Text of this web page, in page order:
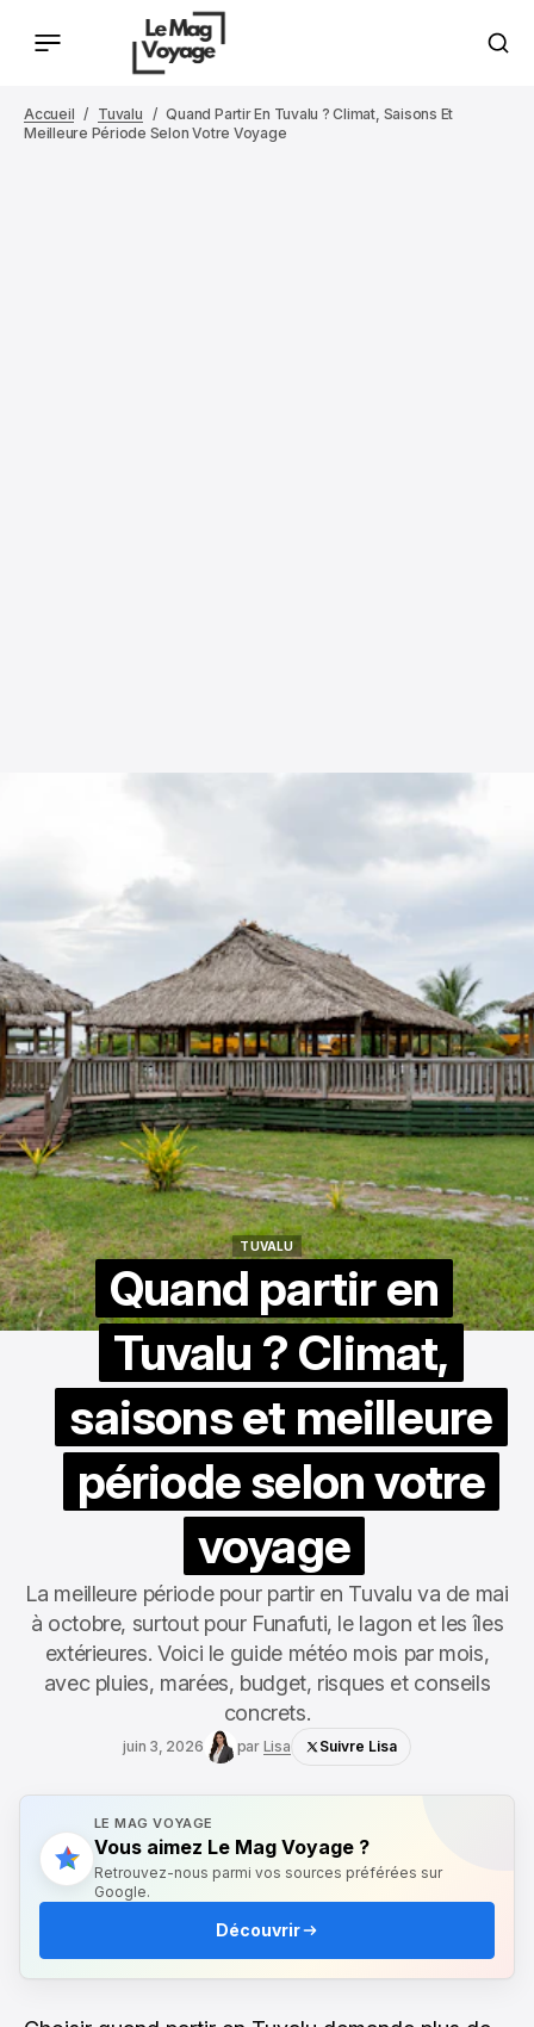
Accueil Tuvalu
Quand Partir En Tuvalu ? Climat, Saisons Et
Meilleure Période Selon Votre Voyage
TUVALU
Quand partir en
Tuvalu ? Climat,
saisons et meilleure
période selon votre
voyage
La meilleure période pour partir en Tuvalu va de mai
à octobre, surtout pour Funafuti, le lagon et les îles
extérieures. Voici le guide météo mois par mois,
avec pluies, marées, budget, risques et conseils
concrets.
juin 3, 2026 par Lisa Suivre Lisa
LE MAG VOYAGE
Vous aimez Le Mag Voyage ?
Retrouvez-nous parmi vos sources préférées sur
Google.
Découvrir